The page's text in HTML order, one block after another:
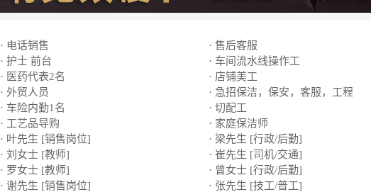
· 电话销售
· 售后客服
· 护士 前台
· 车间流水线操作工
· 医药代表2名
· 店铺美工
· 外贸人员
· 急招保洁，保安，客服，工程
· 车险内勤1名
· 切配工
· 工艺品导购
· 家庭保洁师
· 叶先生 [销售岗位]
· 梁先生 [行政/后勤]
· 刘女士 [教师]
· 崔先生 [司机/交通]
· 罗女士 [教师]
· 曾女士 [行政/后勤]
· 谢先生 [销售岗位]
· 张先生 [技工/普工]